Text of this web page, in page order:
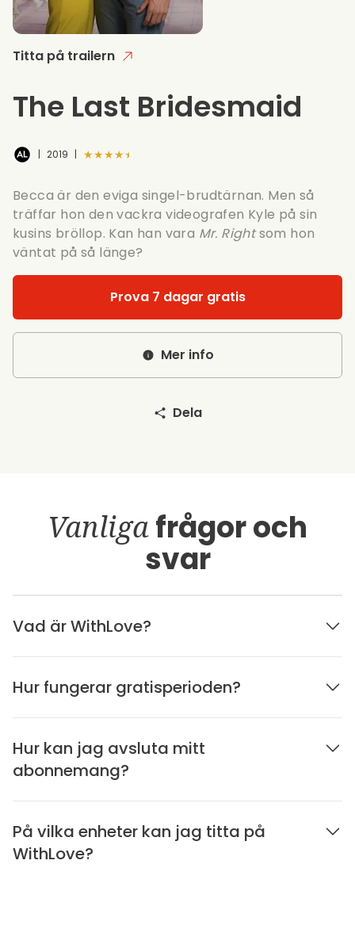
Titta på trailern
The Last Bridesmaid
| 2019 | ★★★★★
Becca är den eviga singel-brudtärnan. Men så
träffar hon den vackra videografen Kyle på sin
kusins ​​bröllop. Kan han vara Mr. Rightsom hon
väntat på så länge?
Prova 7 dagar gratis
Mer info
Dela
Vanligafrågor och
svar
Vad är WithLove?
Hur fungerar gratisperioden?
Hur kan jag avsluta mitt
abonnemang?
På vilka enheter kan jag titta på
WithLove?